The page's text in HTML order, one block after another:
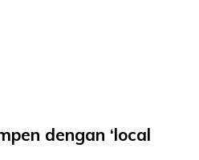
dengan ‘local